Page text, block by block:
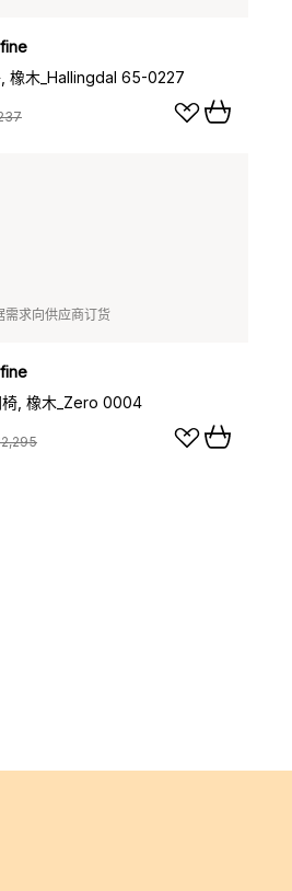
橡木_Hallingdal 65-0227
需求向供应商订货
, 橡木_Zero 0004